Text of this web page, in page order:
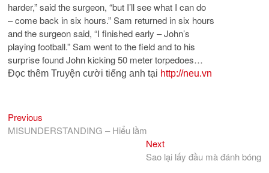
harder,” said the surgeon, “but I’ll see what I can do
– come back in six hours.” Sam returned in six hours
and the surgeon said, “I finished early – John’s
playing football.” Sam went to the field and to his
surprise found John kicking 50 meter torpedoes…
Đọc thêm Truyện cười tiếng anh tại http://neu.vn
Điều
hướng
Previous
post:
MISUNDERSTANDING – Hiểu lầm
NextNext
post:
Sao lại lấy đầu mà đánh bóng